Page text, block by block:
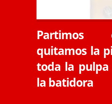
Partimos
quitamos la
toda la pulpa
la batidora